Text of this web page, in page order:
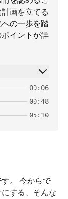
画を立てる
の一歩を踏
イントが詳
00:06
00:48
05:10
。 今からで
する、そんな